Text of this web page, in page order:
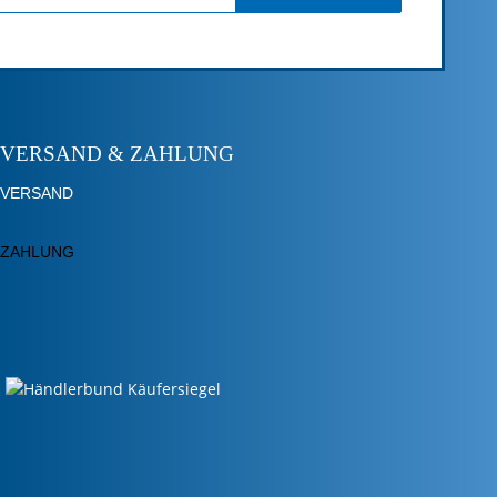
VERSAND & ZAHLUNG
VERSAND
ZAHLUNG